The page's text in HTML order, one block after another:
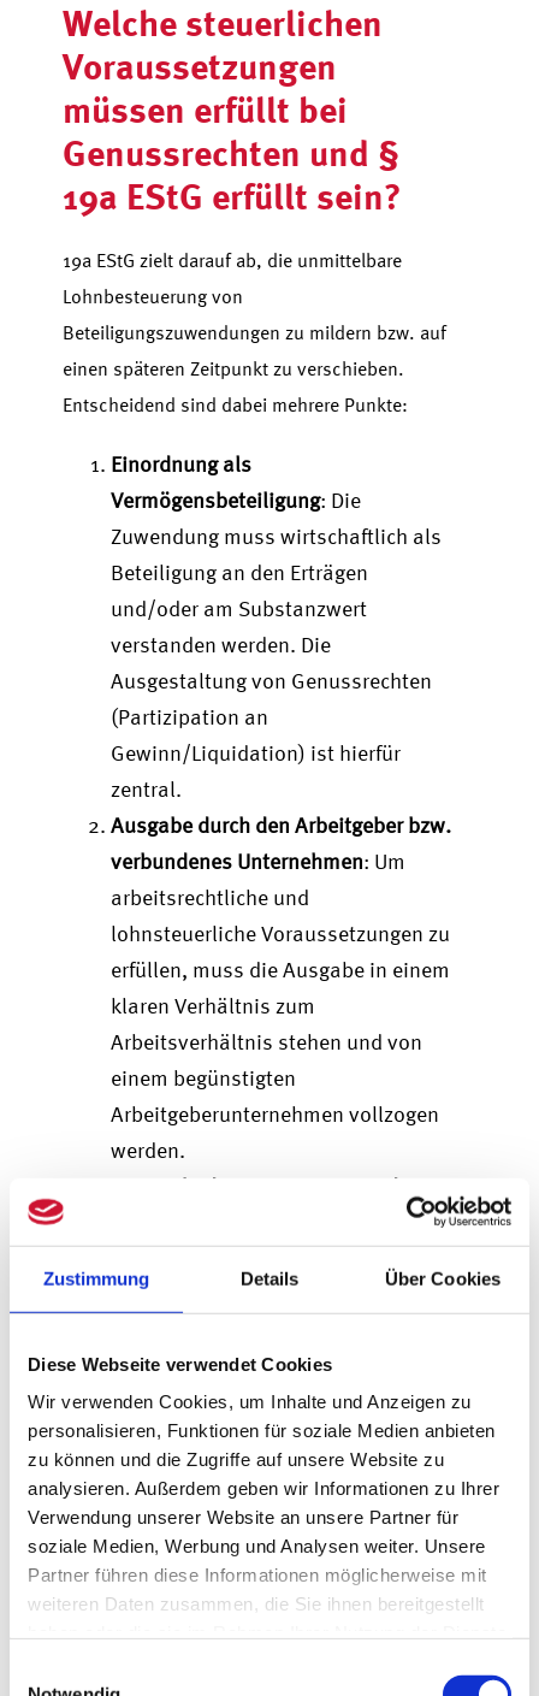
Zustimmung Details Über Cookies
Diese Webseite verwendet Cookies
Wir verwenden Cookies, um Inhalte und Anzeigen zu
personalisieren, Funktionen für soziale Medien anbieten
zu können und die Zugriffe auf unsere Website zu
analysieren. Außerdem geben wir Informationen zu Ihrer
Verwendung unserer Website an unsere Partner für
soziale Medien, Werbung und Analysen weiter. Unsere
Partner führen diese Informationen möglicherweise mit
weiteren Daten zusammen, die Sie ihnen bereitgestellt
Welche steuerlichen
Voraussetzungen
müssen erfüllt bei
Genussrechten und §
19a EStG erfüllt sein?
19a EStG zielt darauf ab, die unmittelbare
Lohnbesteuerung von
Beteiligungszuwendungen zu mildern bzw. auf
einen späteren Zeitpunkt zu verschieben.
Entscheidend sind dabei mehrere Punkte:
Einordnung als
Vermögensbeteiligung: Die
Zuwendung muss wirtschaftlich als
Beteiligung an den Erträgen
und/oder am Substanzwert
verstanden werden. Die
Ausgestaltung von Genussrechten
(Partizipation an
Gewinn/Liquidation) ist hierfür
zentral.
Ausgabe durch den Arbeitgeber bzw.
verbundenes Unternehmen: Um
arbeitsrechtliche und
lohnsteuerliche Voraussetzungen zu
erfüllen, muss die Ausgabe in einem
klaren Verhältnis zum
Arbeitsverhältnis stehen und von
einem begünstigten
Arbeitgeberunternehmen vollzogen
werden.
Zeitpunkt der Besteuerung und
: § 19a EStG
Verschiebung der Lohnbesteuerung
der Regel ist eine Zustimmung des
Arbeitnehmers/der Arbeitnehmerin
zur späteren Besteuerung
erforderlich.
Die konkrete Umsetzung ist
einzelfallabhängig, daher empfiehlt sich
eine frühzeitige Abstimmung mit Ihren
steuerlichen und rechtlichen